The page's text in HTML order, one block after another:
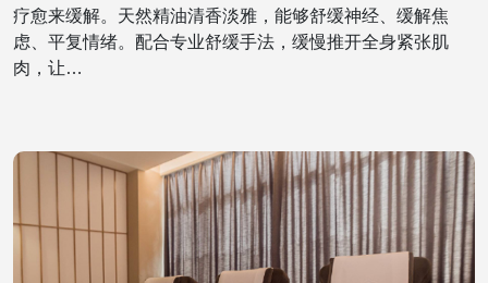
疗愈来缓解。天然精油清香淡雅，能够舒缓神经、缓解焦
虑、平复情绪。配合专业舒缓手法，缓慢推开全身紧张肌
肉，让…